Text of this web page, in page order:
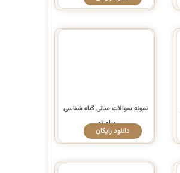
نمونه سوالات مبانی گیاه شناسی
پیام نور
دانلود رایگان